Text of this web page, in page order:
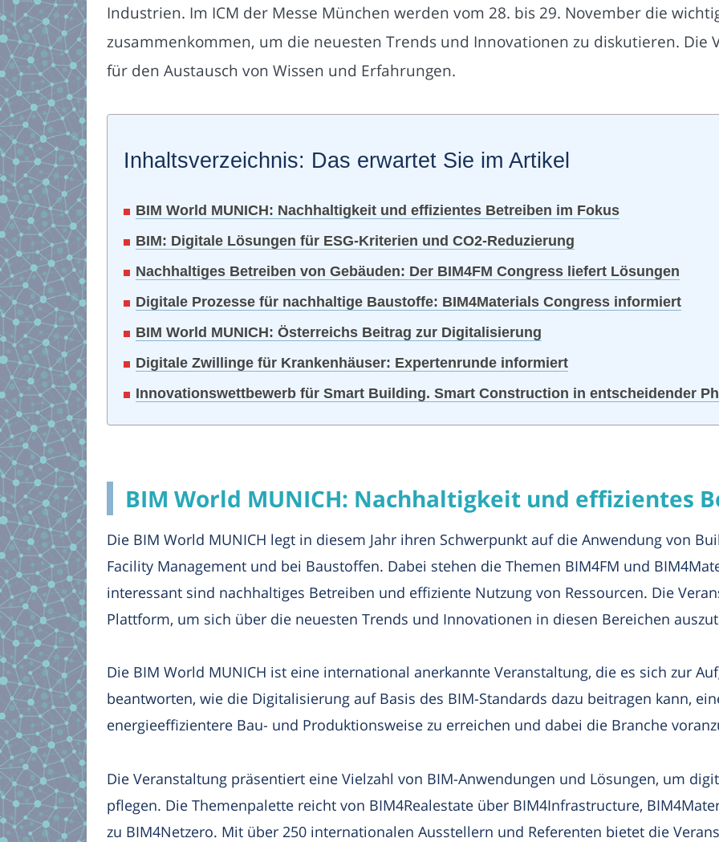
Industrien. Im ICM der Messe München werden vom 28. bis 29. November die
zusammenkommen, um die neuesten Trends und Innovationen zu diskutieren. Die
für den Austausch von Wissen und Erfahrungen.
Inhaltsverzeichnis: Das erwartet Sie im Artikel
BIM World MUNICH: Nachhaltigkeit und effizientes Betreiben im Fokus
BIM: Digitale Lösungen für ESG-Kriterien und CO2-Reduzierung
Nachhaltiges Betreiben von Gebäuden: Der BIM4FM Congress liefert Lösungen
Digitale Prozesse für nachhaltige Baustoffe: BIM4Materials Congress informiert
BIM World MUNICH: Österreichs Beitrag zur Digitalisierung
Digitale Zwillinge für Krankenhäuser: Expertenrunde informiert
Innovationswettbewerb für Smart Building. Smart Construction in entscheidender
BIM World MUNICH: Nachhaltigkeit und effizientes
Die BIM World MUNICH legt in diesem Jahr ihren Schwerpunkt auf die Anwendung von
Facility Management und bei Baustoffen. Dabei stehen die Themen BIM4FM und
interessant sind nachhaltiges Betreiben und effiziente Nutzung von Ressourcen. Die
Plattform, um sich über die neuesten Trends und Innovationen in diesen Bereichen
Die BIM World MUNICH ist eine international anerkannte Veranstaltung, die es sich zur
beantworten, wie die Digitalisierung auf Basis des BIM-Standards dazu beitragen kann,
energieeffizientere Bau- und Produktionsweise zu erreichen und dabei die Branche
Die Veranstaltung präsentiert eine Vielzahl von BIM-Anwendungen und Lösungen, um
pflegen. Die Themenpalette reicht von BIM4Realestate über BIM4Infrastructure,
zu BIM4Netzero. Mit über 250 internationalen Ausstellern und Referenten bietet die